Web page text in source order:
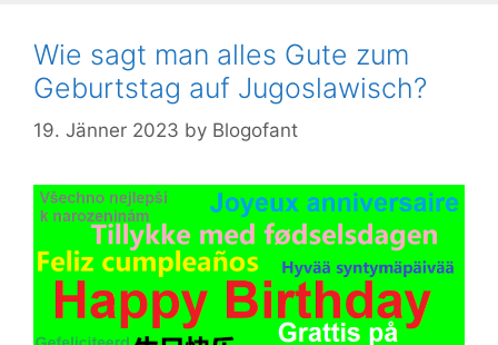
Wie sagt man alles Gute zum
Geburtstag auf Jugoslawisch?
19. Jänner 2023 by Blogofant